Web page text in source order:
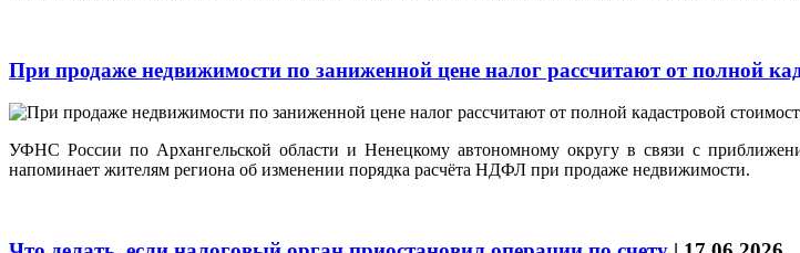
При продаже недвижимости по заниженной цене налог рассчитают от полной
УФНС России по Архангельской области и Ненецкому автономному округу в связи с
напоминает жителям региона об изменении порядка расчёта НДФЛ при продаже недвижимости.